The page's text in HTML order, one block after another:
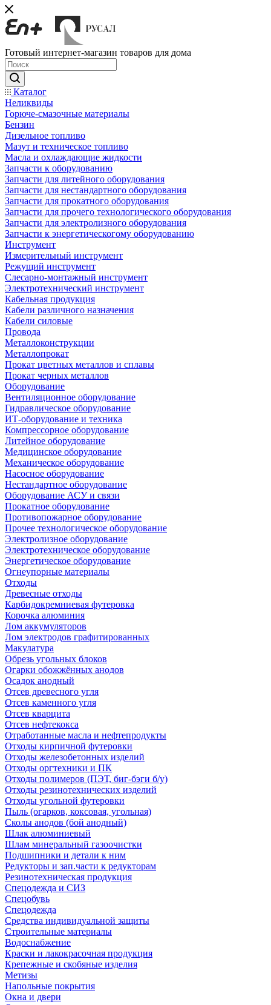
Готовый интернет-магазин товаров для дома
Каталог
Неликвиды
Горюче-смазочные материалы
Бензин
Дизельное топливо
Мазут и техническое топливо
Масла и охлаждающие жидкости
Запчасти к оборудованию
Запчасти для литейного оборудования
Запчасти для нестандартного оборудования
Запчасти для прокатного оборудования
Запчасти для прочего технологического оборудования
Запчасти для электролизного оборудования
Запчасти к энергетическогому оборудованию
Инструмент
Измерительный инструмент
Режущий инструмент
Слесарно-монтажный инструмент
Электротехнический инструмент
Кабельная продукция
Кабели различного назначения
Кабели силовые
Провода
Металлоконструкции
Металлопрокат
Прокат цветных металлов и сплавы
Прокат черных металлов
Оборудование
Вентиляционное оборудование
Гидравлическое оборудование
ИТ-оборудование и техника
Компрессорное оборудование
Литейное оборудование
Медицинское оборудование
Механическое оборудование
Насосное оборудование
Нестандартное оборудование
Оборудование АСУ и связи
Прокатное оборудование
Противопожарное оборудование
Прочее технологическое оборудование
Электролизное оборудование
Электротехническое оборудование
Энергетическое оборудование
Огнеупорные материалы
Отходы
Древесные отходы
Карбидокремниевая футеровка
Корочка алюминия
Лом аккумуляторов
Лом электродов графитированных
Макулатура
Обрезь угольных блоков
Огарки обожжённых анодов
Осадок анодный
Отсев древесного угля
Отсев каменного угля
Отсев кварцита
Отсев нефтекокса
Отработанные масла и нефтепродукты
Отходы кирпичной футеровки
Отходы железобетонных изделий
Отходы оргтехники и ПК
Отходы полимеров (ПЭТ, биг-бэги б/у)
Отходы резинотехнических изделий
Отходы угольной футеровки
Пыль (огарков, коксовая, угольная)
Сколы анодов (бой анодный)
Шлак алюминиевый
Шлам минеральный газоочистки
Подшипники и детали к ним
Редукторы и зап.части к редукторам
Резинотехническая продукция
Спецодежда и СИЗ
Спецобувь
Спецодежда
Средства индивидуальной защиты
Строительные материалы
Водоснабжение
Краски и лакокрасочная продукция
Крепежные и скобяные изделия
Метизы
Напольные покрытия
Окна и двери